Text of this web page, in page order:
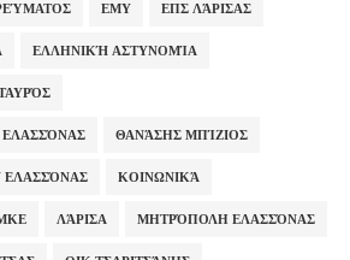
ΕΜΥ ΕΠΣ ΛΆΡΙΣΑΣ
ΕΛΛΗΝΙΚΉ ΑΣΤΥΝΟΜΊΑ
ΘΑΝΆΣΗΣ ΜΠΊΖΙΟΣ
ΕΛΑΣΣΌΝΑΣ ΚΟΙΝΩΝΙΚΆ
ΛΆΡΙΣΑ ΜΗΤΡΌΠΟΛΗ ΕΛΑΣΣΌΝΑΣ